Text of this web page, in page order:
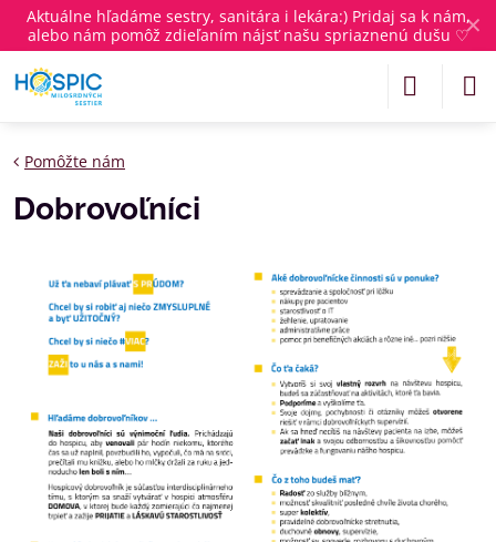
✕
Aktuálne hľadáme sestry, sanitára i lekára:) Pridaj sa k nám,
alebo nám pomôž zdieľaním nájsť našu spriaznenú dušu ♡
Pomôžte nám
Dobrovoľníci